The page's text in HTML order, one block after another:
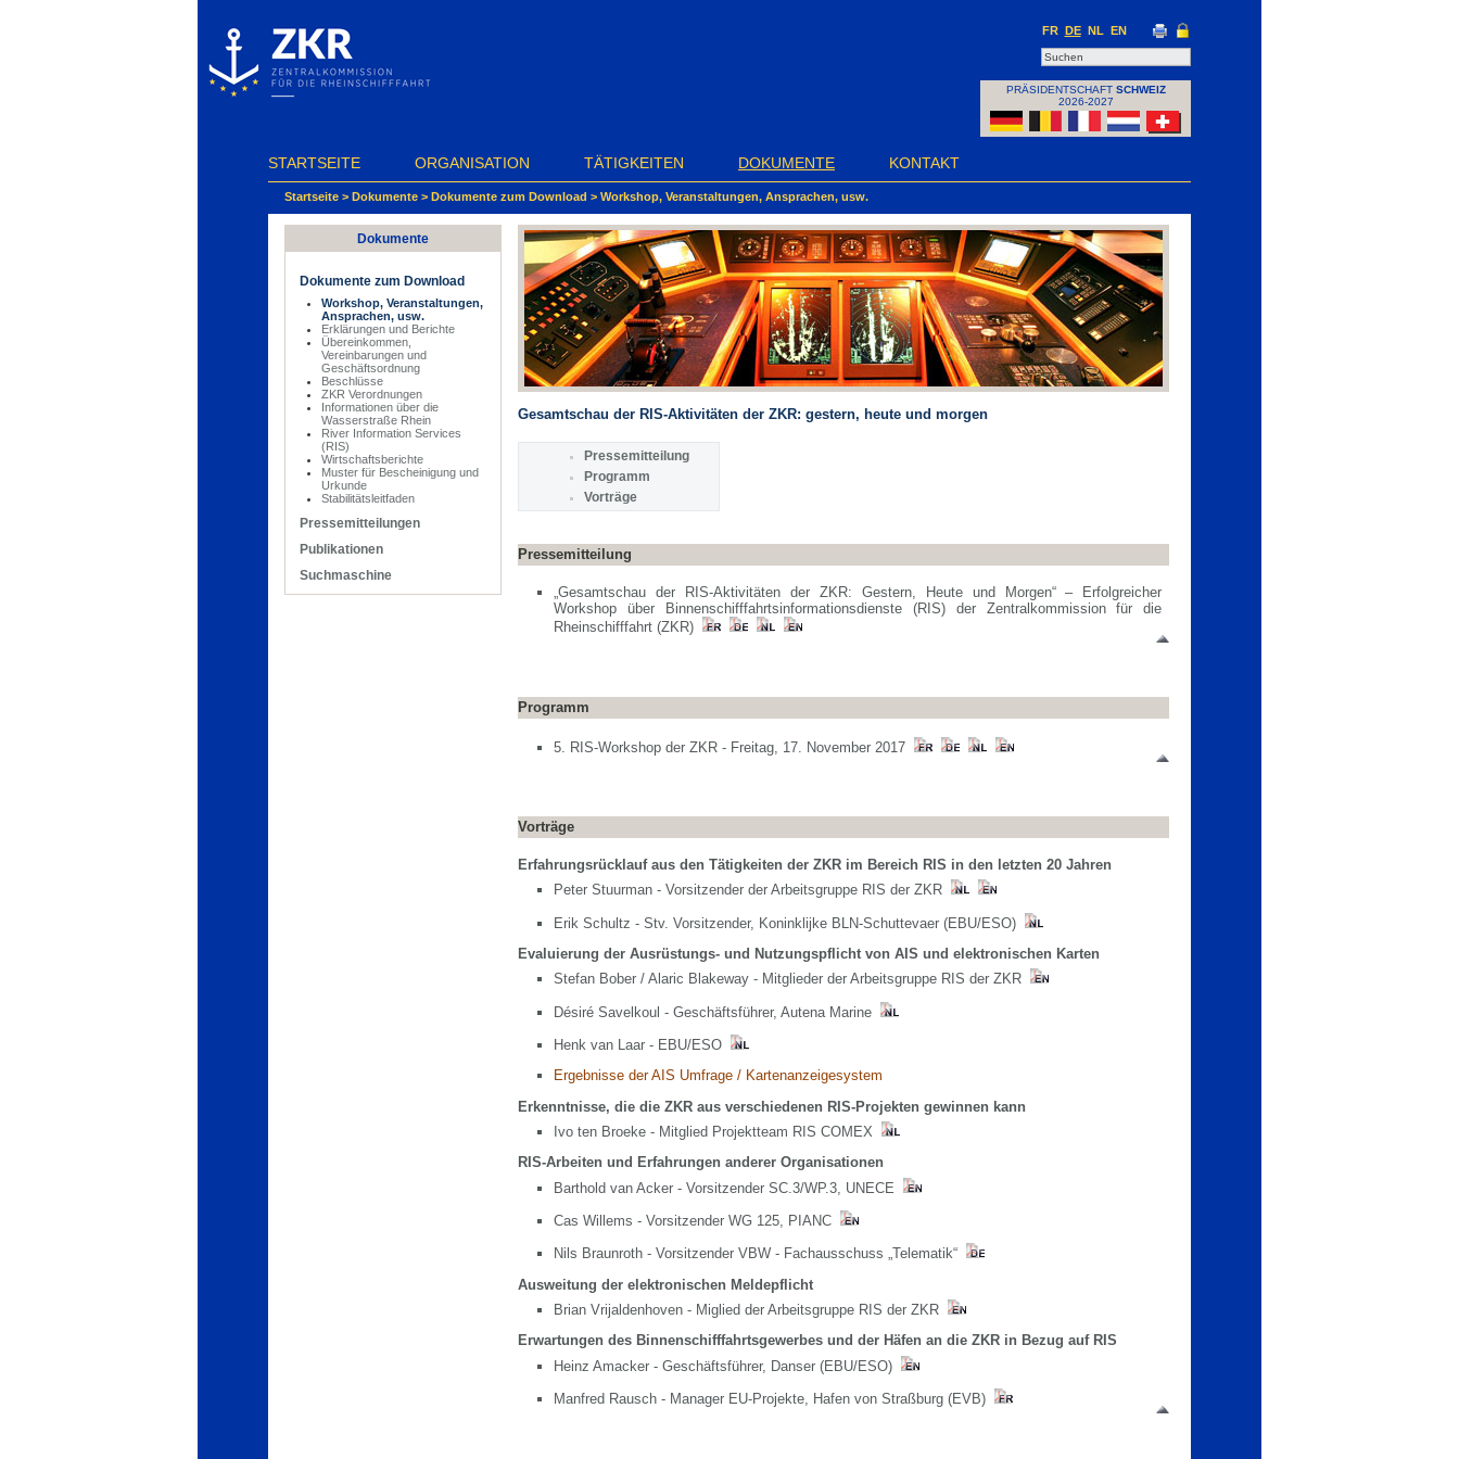
FR DE NL EN
PRÄSIDENTSCHAFT SCHWEIZ
2026-2027
STARTSEITE ORGANISATION TÄTIGKEITEN DOKUMENTE KONTAKT
Startseite > Dokumente > Dokumente zum Download > Workshop, Veranstaltungen, Ansprachen, usw.
Dokumente
Dokumente zum Download
Workshop, Veranstaltungen,
Ansprachen, usw.
Erklärungen und Berichte
Übereinkommen,
Vereinbarungen und
Geschäftsordnung
Beschlüsse
ZKR Verordnungen
Informationen über die
Wasserstraße Rhein
River Information Services
(RIS)
Wirtschaftsberichte
Muster für Bescheinigung und
Urkunde
Stabilitätsleitfaden
Pressemitteilungen
Publikationen
Suchmaschine
Gesamtschau der RIS-Aktivitäten der ZKR: gestern, heute und morgen
Pressemitteilung
Programm
Vorträge
Pressemitteilung
„Gesamtschau der RIS-Aktivitäten der ZKR: Gestern, Heute und Morgen“ – Erfolgreicher
Workshop über Binnenschifffahrtsinformationsdienste (RIS) der Zentralkommission für die
Rheinschifffahrt (ZKR)
Programm
5. RIS-Workshop der ZKR - Freitag, 17. November 2017
Vorträge
Erfahrungsrücklauf aus den Tätigkeiten der ZKR im Bereich RIS in den letzten 20 Jahren
Peter Stuurman - Vorsitzender der Arbeitsgruppe RIS der ZKR
Erik Schultz - Stv. Vorsitzender, Koninklijke BLN-Schuttevaer (EBU/ESO)
Evaluierung der Ausrüstungs- und Nutzungspflicht von AIS und elektronischen Karten
Stefan Bober / Alaric Blakeway - Mitglieder der Arbeitsgruppe RIS der ZKR
Désiré Savelkoul - Geschäftsführer, Autena Marine
Henk van Laar - EBU/ESO
Ergebnisse der AIS Umfrage / Kartenanzeigesystem
Erkenntnisse, die die ZKR aus verschiedenen RIS-Projekten gewinnen kann
Ivo ten Broeke - Mitglied Projektteam RIS COMEX
RIS-Arbeiten und Erfahrungen anderer Organisationen
Barthold van Acker - Vorsitzender SC.3/WP.3, UNECE
Cas Willems - Vorsitzender WG 125, PIANC
Nils Braunroth - Vorsitzender VBW - Fachausschuss „Telematik“
Ausweitung der elektronischen Meldepflicht
Brian Vrijaldenhoven - Miglied der Arbeitsgruppe RIS der ZKR
Erwartungen des Binnenschifffahrtsgewerbes und der Häfen an die ZKR in Bezug auf RIS
Heinz Amacker - Geschäftsführer, Danser (EBU/ESO)
Manfred Rausch - Manager EU-Projekte, Hafen von Straßburg (EVB)